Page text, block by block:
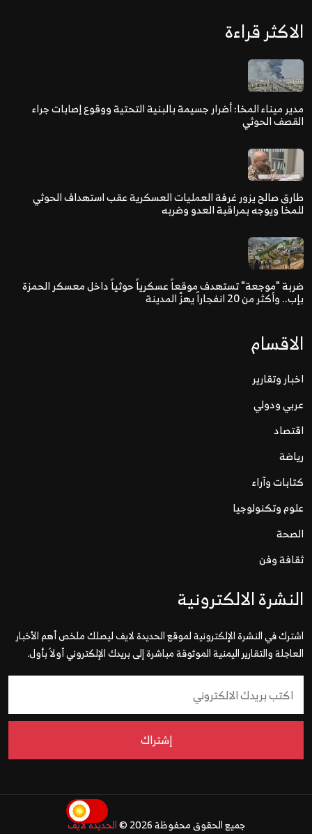
الاكثر قراءة
مدير ميناء المخا: أضرار جسيمة بالبنية التحتية ووقوع إصابات جراء
القصف الحوثي
طارق صالح يزور غرفة العمليات العسكرية عقب استهداف الحوثي
للمخا ويوجه بمراقبة العدو وضربه
ضربة "موجعة" تستهدف موقعاً عسكرياً حوثياً داخل معسكر الحمزة
بإب.. وأكثر من 20 انفجاراً يهزّ المدينة
الاقسام
اخبار وتقارير
عربي ودولي
اقتصاد
رياضة
كتابات وآراء
علوم وتكنولوجيا
الصحة
ثقافة وفن
النشرة الالكترونية
اشترك في النشرة الإلكترونية لموقع الحديدة لايف ليصلك ملخص أهم الأخبار
العاجلة والتقارير اليمنية الموثوقة مباشرة إلى بريدك الإلكتروني أولاً بأول.
إشتراك
جميع الحقوق محفوظة 2026 © الحديدة لايف